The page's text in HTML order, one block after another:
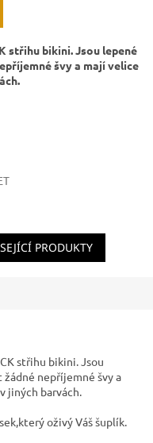
střihu bikini. Jsou lepené
švy a mají velice
PRODUKTY
střihu bikini. Jsou
nepříjemné švy a
jiných barvách.
oživý Váš šuplík.